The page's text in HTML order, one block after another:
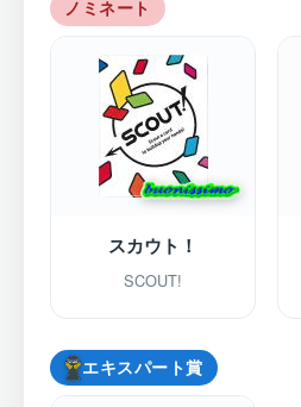
ノミネート
スカウト！
SCOUT!
エキスパート賞